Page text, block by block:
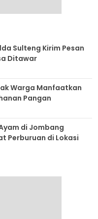
Sulteng Kirim Pesan
Ditawar
Warga Manfaatkan
Pangan
di Jombang
Perburuan di Lokasi